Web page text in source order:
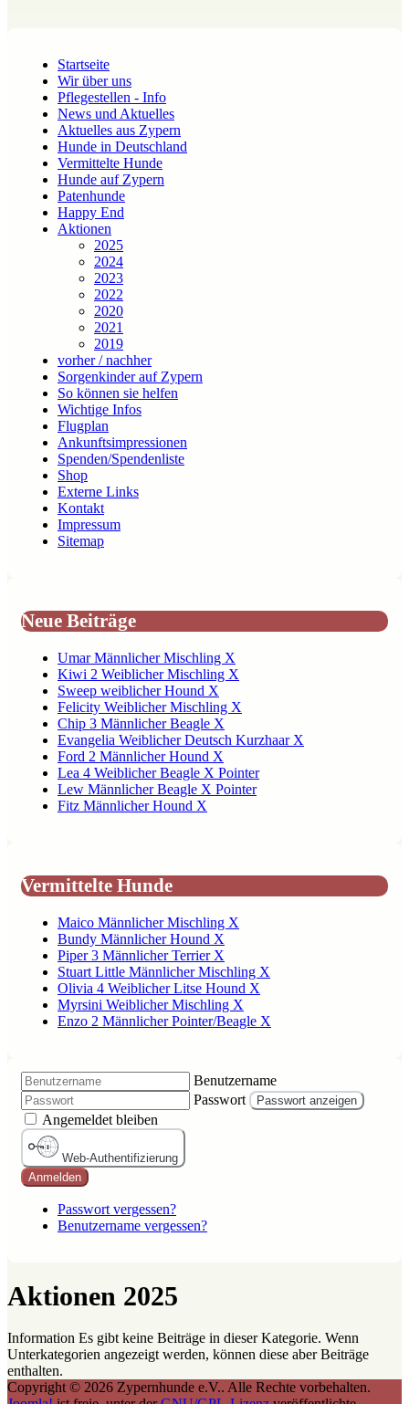
Startseite
Wir über uns
Pflegestellen - Info
News und Aktuelles
Aktuelles aus Zypern
Hunde in Deutschland
Vermittelte Hunde
Hunde auf Zypern
Patenhunde
Happy End
Aktionen
2025
2024
2023
2022
2020
2021
2019
vorher / nachher
Sorgenkinder auf Zypern
So können sie helfen
Wichtige Infos
Flugplan
Ankunftsimpressionen
Spenden/Spendenliste
Shop
Externe Links
Kontakt
Impressum
Sitemap
Neue Beiträge
Umar Männlicher Mischling X
Kiwi 2 Weiblicher Mischling X
Sweep weiblicher Hound X
Felicity Weiblicher Mischling X
Chip 3 Männlicher Beagle X
Evangelia Weiblicher Deutsch Kurzhaar X
Ford 2 Männlicher Hound X
Lea 4 Weiblicher Beagle X Pointer
Lew Männlicher Beagle X Pointer
Fitz Männlicher Hound X
Vermittelte Hunde
Maico Männlicher Mischling X
Bundy Männlicher Hound X
Piper 3 Männlicher Terrier X
Stuart Little Männlicher Mischling X
Olivia 4 Weiblicher Litse Hound X
Myrsini Weiblicher Mischling X
Enzo 2 Männlicher Pointer/Beagle X
Benutzername
Passwort
Passwort anzeigen
Angemeldet bleiben
Web-Authentifizierung
Anmelden
Passwort vergessen?
Benutzername vergessen?
Aktionen 2025
Information Es gibt keine Beiträge in dieser Kategorie. Wenn
Unterkategorien angezeigt werden, können diese aber Beiträge
enthalten.
Copyright © 2026 Zypernhunde e.V.. Alle Rechte vorbehalten.